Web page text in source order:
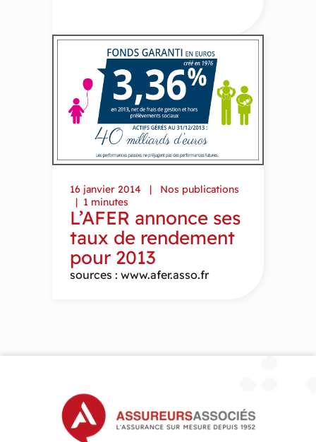
16 janvier 2014
Nos publications
1 minutes
L’AFER annonce ses
taux de rendement
pour 2013
sources : www.afer.asso.fr